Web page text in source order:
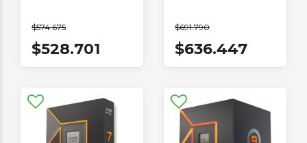
$574.675
$528.701
$691.790
$636.447